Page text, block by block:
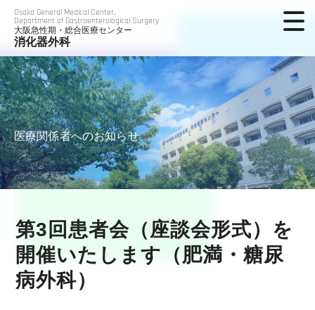
Osaka General Medical Center,
Department of Gastroenterological Surgery
大阪急性期・総合医療センター
消化器外科
医療関係者へのお知らせ
第3回患者会（座談会形式）を
開催いたします（肥満・糖尿
病外科）